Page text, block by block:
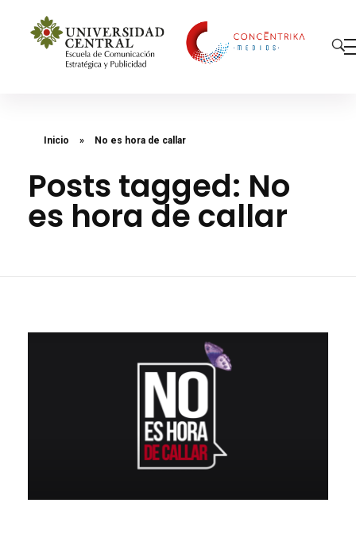
Inicio » No es hora de callar
Posts tagged: No
es hora de callar